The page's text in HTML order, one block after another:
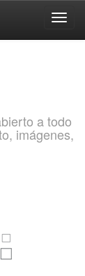
a todo
imágenes,